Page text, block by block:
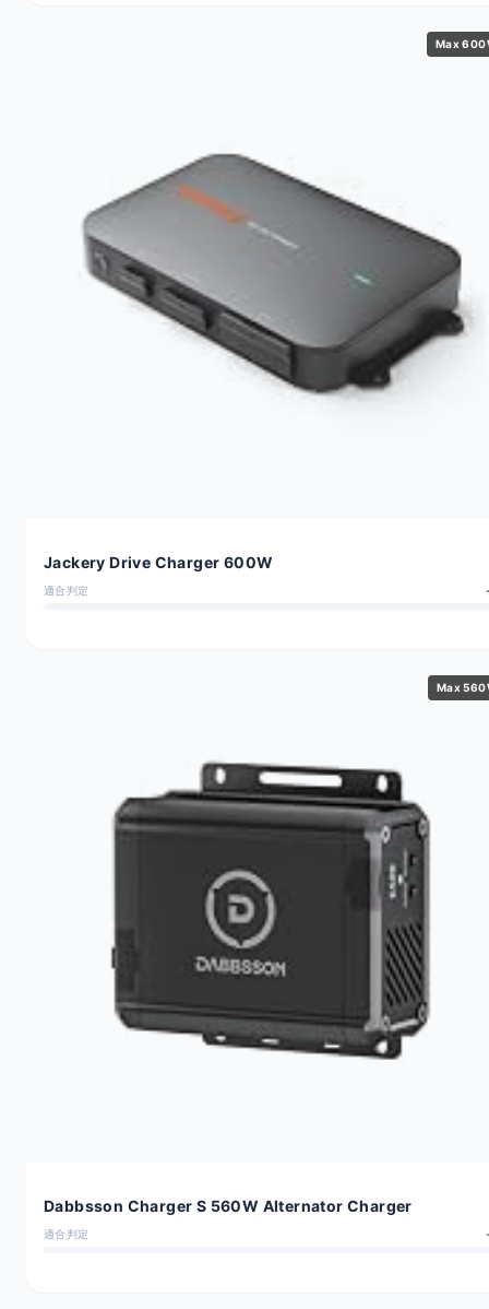
Max
Jackery Drive Charger 600W
適合判定
Max
Dabbsson Charger S 560W Alternator Charger
適合判定